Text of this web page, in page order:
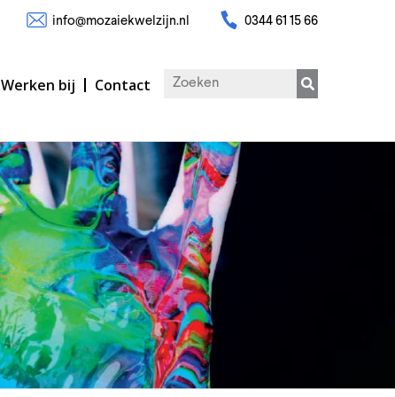
info@mozaiekwelzijn.nl 0344 61 15 66
Werken bij Contact